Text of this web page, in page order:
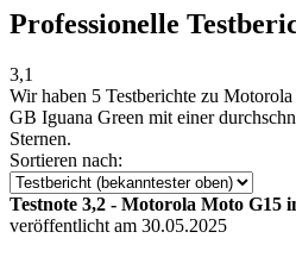
Professionelle
3,1
Wir haben 5 Testberichte zu
GB Iguana Green mit einer
Sternen.
Sortieren nach:
Testnote 3,2 - Motorola Moto G15
veröffentlicht am 30.05.2025